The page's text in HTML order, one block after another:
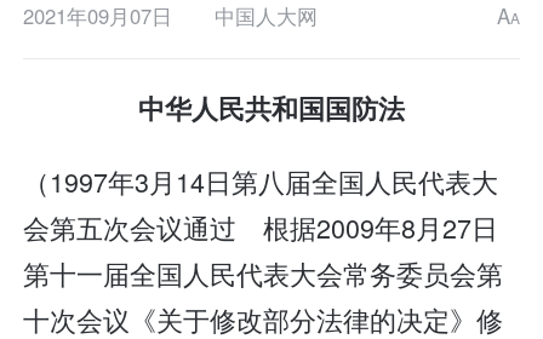
2021年09月07日 中国人大网 AA
中华人民共和国国防法
（1997年3月14日第八届全国人民代表大
会第五次会议通过 根据2009年8月27日
第十一届全国人民代表大会常务委员会第
十次会议《关于修改部分法律的决定》修